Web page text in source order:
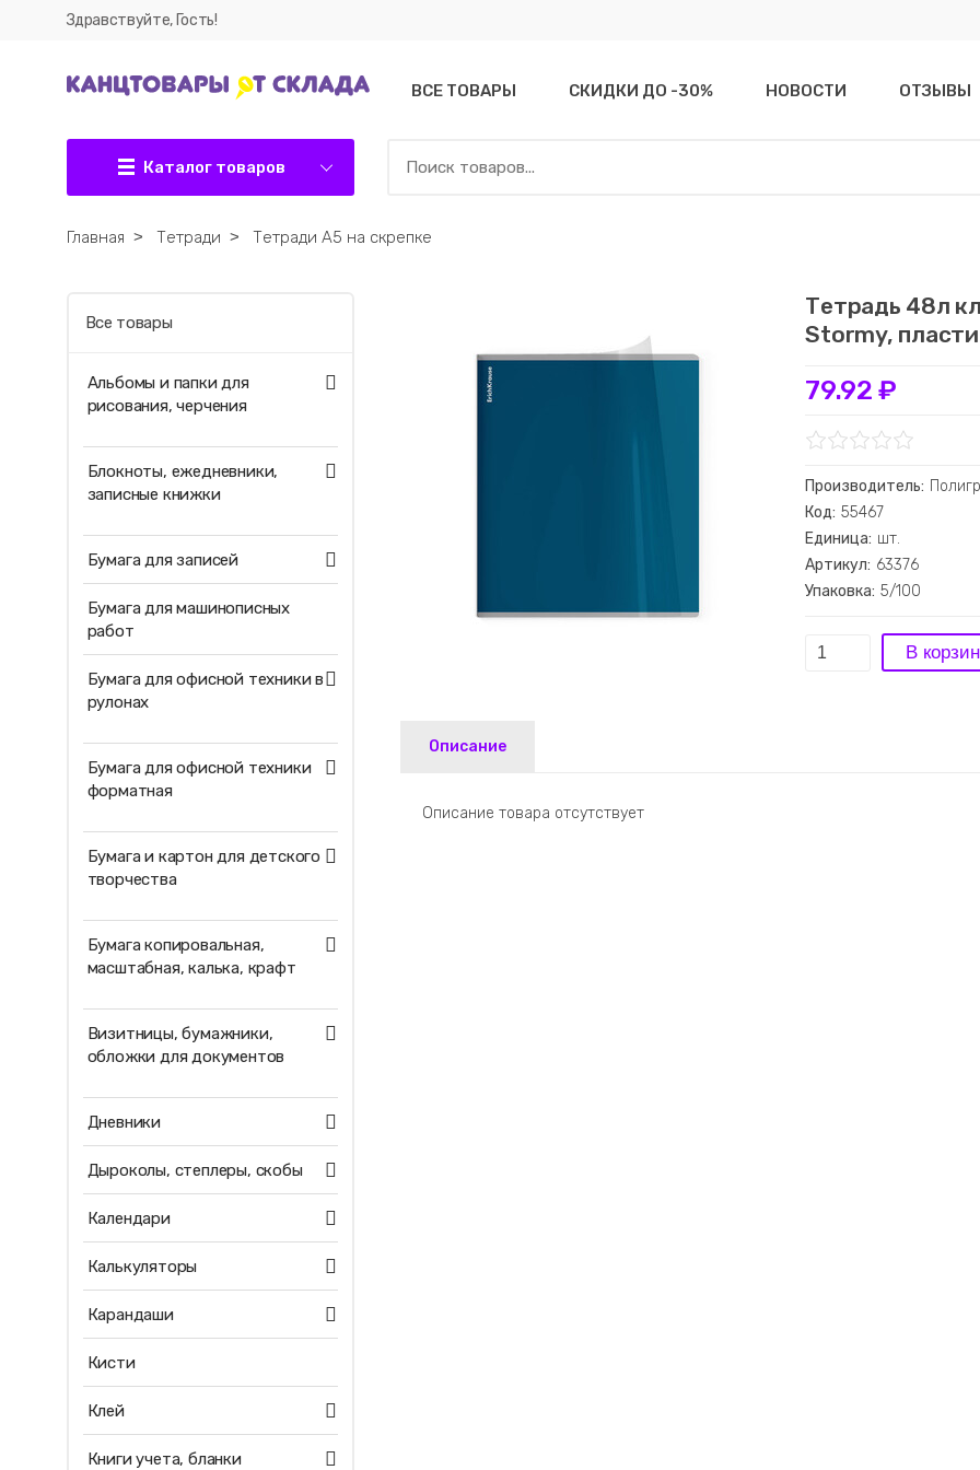
Здравствуйте, Гость!
Каталог товаров
ВСЕ ТОВАРЫ СКИДКИ ДО -30% НОВОСТИ ОТЗЫВЫ
Главная ˃ Тетради ˃ Тетради А5 на скрепке
Тетрадь 48л
Stormy,
79.92 ₽
Производитель:
Код: 55467
Единица: шт.
Артикул: 63376
Упаковка: 5/100
Описание
Описание товара отсутствует
Все товары
Альбомы и папки для
рисования, черчения
Блокноты, ежедневники,
записные книжки
Бумага для записей
Бумага для машинописных
работ
Бумага для офисной техники в
рулонах
Бумага для офисной техники
форматная
Бумага и картон для детского
творчества
Бумага копировальная,
масштабная, калька, крафт
Визитницы, бумажники,
обложки для документов
Дневники
Дыроколы, степлеры, скобы
Календари
Калькуляторы
Карандаши
Кисти
Клей
Книги учета, бланки